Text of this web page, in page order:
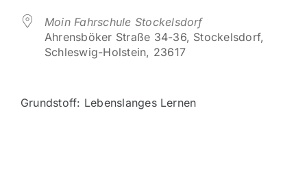
Moin Fahrschule Stockelsdorf
Ahrensböker Straße 34-36, Stockelsdorf,
Schleswig-Holstein, 23617
Grundstoff: Lebenslanges Lernen